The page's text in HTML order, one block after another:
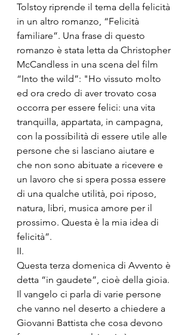
Tolstoy riprende il tema della felicità
in un altro romanzo, “Felicità
familiare”. Una frase di questo
romanzo è stata letta da Christopher
McCandless in una scena del film
“Into the wild”: "Ho vissuto molto
ed ora credo di aver trovato cosa
occorra per essere felici: una vita
tranquilla, appartata, in campagna,
con la possibilità di essere utile alle
persone che si lasciano aiutare e
che non sono abituate a ricevere e
un lavoro che si spera possa essere
di una qualche utilità, poi riposo,
natura, libri, musica amore per il
prossimo. Questa è la mia idea di
felicità”.
II.
Questa terza domenica di Avvento è
detta “in gaudete”, cioè della gioia.
Il vangelo ci parla di varie persone
che vanno nel deserto a chiedere a
Giovanni Battista che cosa devono